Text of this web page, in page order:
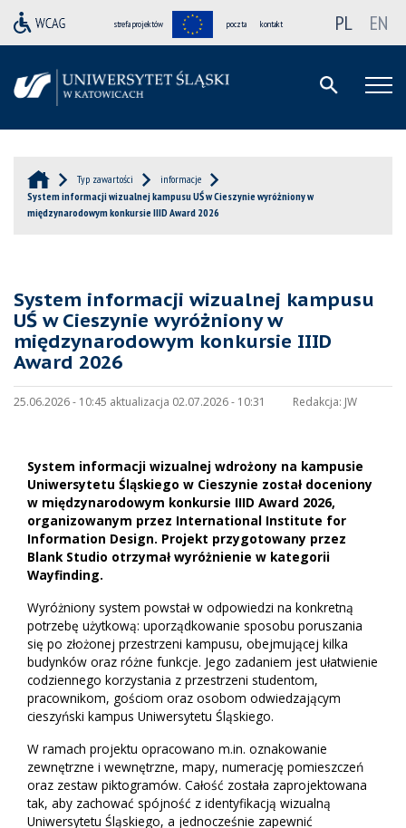
strefa projektów poczta kontakt PL EN
Typ zawartości
informacje
System informacji wizualnej kampusu UŚ w Cieszynie wyróżniony w
międzynarodowym konkursie IIID Award 2026
System informacji wizualnej kampusu
UŚ w Cieszynie wyróżniony w
międzynarodowym konkursie IIID
Award 2026
25.06.2026 - 10:45 aktualizacja 02.07.2026 - 10:31 Redakcja: JW
System informacji wizualnej wdrożony na kampusie
Uniwersytetu Śląskiego w Cieszynie został doceniony
w międzynarodowym konkursie IIID Award 2026,
organizowanym przez International Institute for
Information Design. Projekt przygotowany przez
Blank Studio otrzymał wyróżnienie w kategorii
Wayfinding.
Wyróżniony system powstał w odpowiedzi na konkretną
potrzebę użytkową: uporządkowanie sposobu poruszania
się po złożonej przestrzeni kampusu, obejmującej kilka
budynków oraz różne funkcje. Jego zadaniem jest ułatwienie
codziennego korzystania z przestrzeni studentom,
pracownikom, gościom oraz osobom odwiedzającym
cieszyński kampus Uniwersytetu Śląskiego.
W ramach projektu opracowano m.in. oznakowanie
zewnętrzne i wewnętrzne, mapy, numerację pomieszczeń
oraz zestaw piktogramów. Całość została zaprojektowana
tak, aby zachować spójność z identyfikacją wizualną
Uniwersytetu Śląskiego, a jednocześnie zapewnić